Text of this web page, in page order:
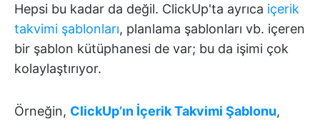
Hepsi bu kadar da değil. ClickUp'ta ayrıca içerik
takvimi şablonları, planlama şablonları vb. içeren
bir şablon kütüphanesi de var; bu da işimi çok
kolaylaştırıyor.
Örneğin, ClickUp’ın İçerik Takvimi Şablonu,